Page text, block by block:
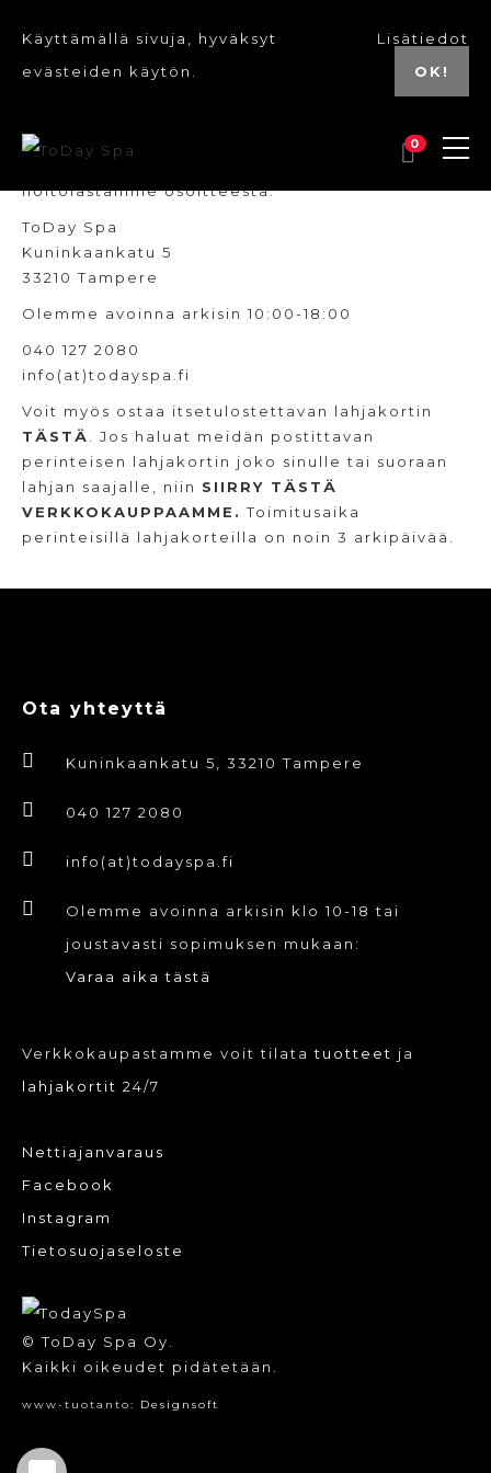
Käyttämällä sivuja, hyväksyt
evästeiden käytön.
Lisätiedot
OK!
0
Tule käymään ja hanki lahjakorttisi suoraan
hoitolastamme osoitteesta:
ToDay Spa
Kuninkaankatu 5
33210 Tampere
Olemme avoinna arkisin 10:00-18:00
040 127 2080
info(at)todayspa.fi
Voit myös ostaa itsetulostettavan lahjakortin
TÄSTÄ
. Jos haluat meidän postittavan
perinteisen lahjakortin joko sinulle tai suoraan
lahjan saajalle, niin SIIRRY TÄSTÄ
VERKKOKAUPPAAMME. Toimitusaika
perinteisillä lahjakorteilla on noin 3 arkipäivää.
Ota yhteyttä
Kuninkaankatu 5, 33210 Tampere
040 127 2080
info(at)todayspa.fi
Olemme avoinna arkisin klo 10-18 tai
joustavasti sopimuksen mukaan:
Varaa aika tästä
Verkkokaupastamme voit tilatatuotteet ja
lahjakortit 24/7
Nettiajanvaraus
Facebook
Instagram
Tietosuojaseloste
© ToDay Spa Oy.
Kaikki oikeudet pidätetään.
www-tuotanto: Designsoft